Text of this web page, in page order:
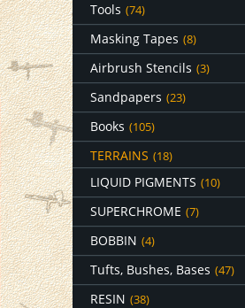
Tools (74)
Masking Tapes (8)
Airbrush Stencils (3)
Sandpapers (23)
Books (105)
TERRAINS (18)
LIQUID PIGMENTS (10)
SUPERCHROME (7)
BOBBIN (4)
Tufts, Bushes, Bases (47)
RESIN (38)